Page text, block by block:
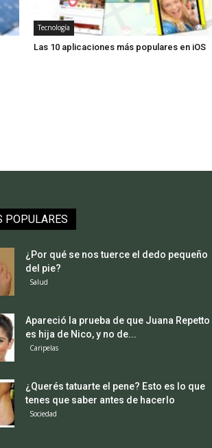
Tecnología
Las 10 aplicaciones más populares en iOS
POPULARES
¿Por qué se nos tuerce el dedo pequeño
del pie?
Salud
Apareció la prueba de que Juana Repetto
es hija de Nico, y no de...
Caripelas
¿Querés tatuarte el pene? Esto es lo que
tenes que saber antes de hacerlo
Sociedad